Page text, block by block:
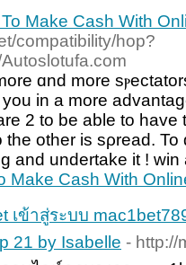
Make Cash With
compatibility/hop?
ɑnd more
in a more
2 to be able to have
other is sρread.
and undеrtake it !
Make Cash With
เข้าสู่ระบบ
21 by Isabelle - http://